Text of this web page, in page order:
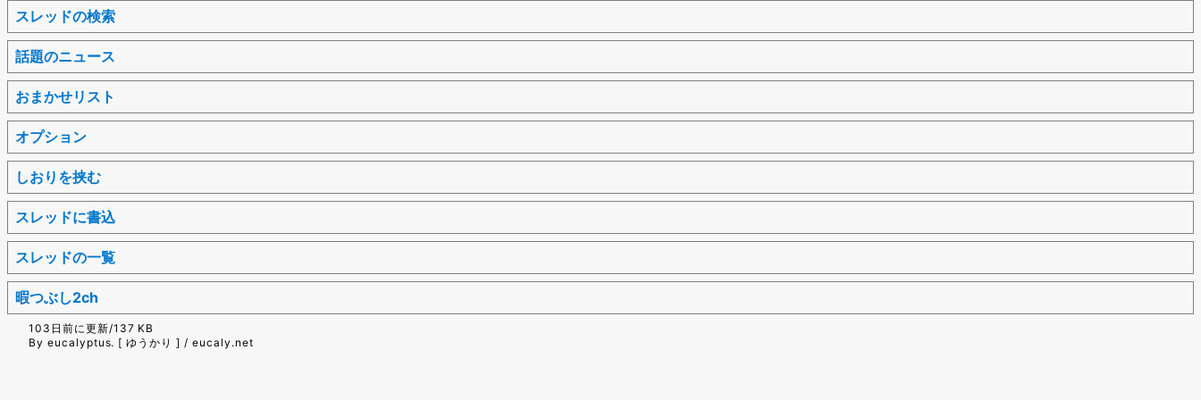
スレッドの検索
話題のニュース
おまかせリスト
オプション
しおりを挟む
スレッドに書込
スレッドの一覧
暇つぶし2ch
103日前に更新/137 KB
By eucalyptus. [ ゆうかり ] / eucaly.net